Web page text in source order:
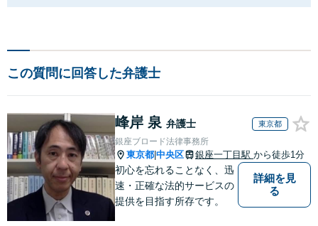
この質問に回答した弁護士
峰岸 泉 弁護士 東京都
銀座ブロード法律事務所
東京都 中央区 銀座一丁目駅 から徒歩1分
初心を忘れることなく、迅
速・正確な法的サービスの
提供を目指す所存です。
詳細を見
る